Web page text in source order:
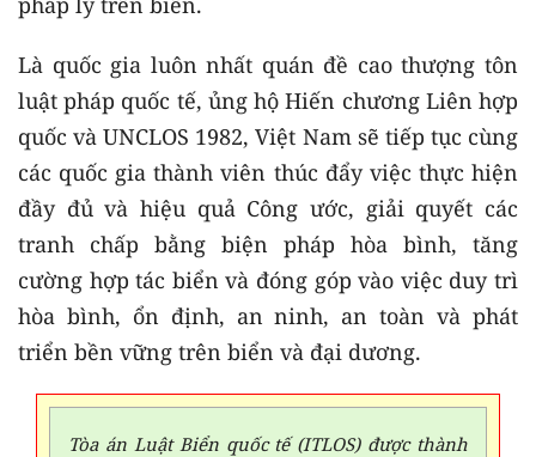
Là quốc gia luôn nhất quán đề cao thượng tôn
luật pháp quốc tế, ủng hộ Hiến chương Liên hợp
quốc và UNCLOS 1982, Việt Nam sẽ tiếp tục cùng
các quốc gia thành viên thúc đẩy việc thực hiện
đầy đủ và hiệu quả Công ước, giải quyết các
tranh chấp bằng biện pháp hòa bình, tăng
cường hợp tác biển và đóng góp vào việc duy trì
hòa bình, ổn định, an ninh, an toàn và phát
triển bền vững trên biển và đại dương.
Tòa án Luật Biển quốc tế (ITLOS) được thành